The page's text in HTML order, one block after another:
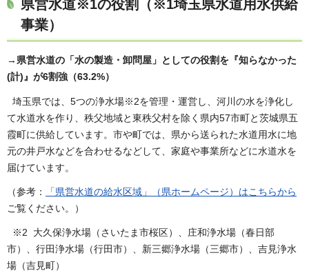
県営水道※1の役割（※1埼玉県水道用水供給
事業）
→県営水道の「水の製造・卸問屋」としての役割を『知らなかった
(計)』が6割強（63.2%）
埼玉県では、5つの浄水場※2を管理・運営し、河川の水を浄化し
て水道水を作り、秩父地域と東秩父村を除く県内57市町と茨城県五
霞町に供給しています。市や町では、県から送られた水道用水に地
元の井戸水などを合わせるなどして、家庭や事業所などに水道水を
届けています。
（参考：
「県営水道の給水区域」（県ホームページ）はこちらから
ご覧ください。）
※2 大久保浄水場（さいたま市桜区）、庄和浄水場（春日部
市）、行田浄水場（行田市）、新三郷浄水場（三郷市）、吉見浄水
場（吉見町）